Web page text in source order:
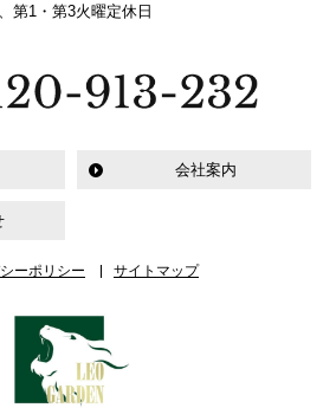
第1・第3火曜定休日
会社案内
ーポリシー サイトマップ